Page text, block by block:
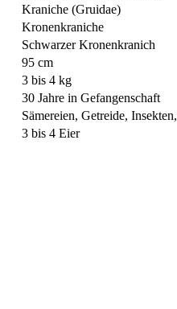
Kraniche (Gruidae)
Kronenkraniche
Schwarzer Kronenkranich
95 cm
3 bis 4 kg
30 Jahre in Gefangenschaft
Sämereien, Getreide,
3 bis 4 Eier